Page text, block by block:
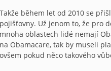
Takže během let od 2010 se
pojišťovny. Už jenom to, že pro
mnoha oblastech lidé nemají
na Obamacare, tak by museli
ovšem pokud něco takového